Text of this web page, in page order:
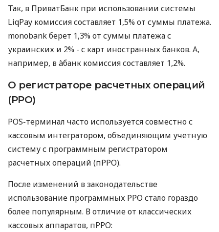
Так, в ПриватБанк при использовании системы
LiqPay комиссия составляет 1,5% от суммы платежа.
monobank берет 1,3% от суммы платежа с
украинских и 2% - с карт иностранных банков. А,
например, в àбанк комиссия составляет 1,2%.
О регистраторе расчетных операций
(РРО)
POS-терминал часто используется совместно с
кассовым интегратором, объединяющим учетную
систему с программным регистратором
расчетных операций (пРРО).
После изменений в законодательстве
использование программных РРО стало гораздо
более популярным. В отличие от классических
кассовых аппаратов, пРРО: